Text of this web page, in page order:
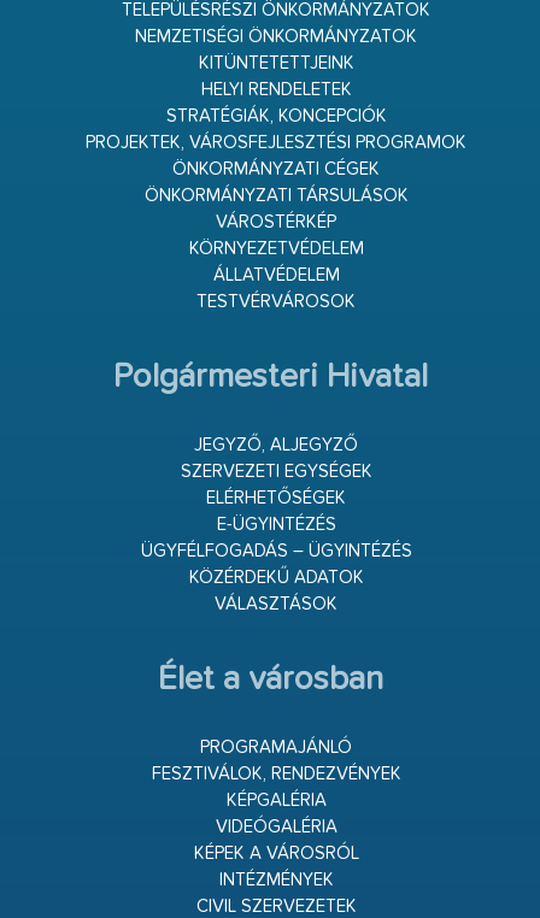
TELEPÜLÉSRÉSZI ÖNKORMÁNYZATOK
NEMZETISÉGI ÖNKORMÁNYZATOK
KITÜNTETETTJEINK
HELYI RENDELETEK
STRATÉGIÁK, KONCEPCIÓK
PROJEKTEK, VÁROSFEJLESZTÉSI PROGRAMOK
ÖNKORMÁNYZATI CÉGEK
ÖNKORMÁNYZATI TÁRSULÁSOK
VÁROSTÉRKÉP
KÖRNYEZETVÉDELEM
ÁLLATVÉDELEM
TESTVÉRVÁROSOK
Polgármesteri Hivatal
JEGYZŐ, ALJEGYZŐ
SZERVEZETI EGYSÉGEK
ELÉRHETŐSÉGEK
E-ÜGYINTÉZÉS
ÜGYFÉLFOGADÁS – ÜGYINTÉZÉS
KÖZÉRDEKŰ ADATOK
VÁLASZTÁSOK
Élet a városban
PROGRAMAJÁNLÓ
FESZTIVÁLOK, RENDEZVÉNYEK
KÉPGALÉRIA
VIDEÓGALÉRIA
KÉPEK A VÁROSRÓL
INTÉZMÉNYEK
CIVIL SZERVEZETEK